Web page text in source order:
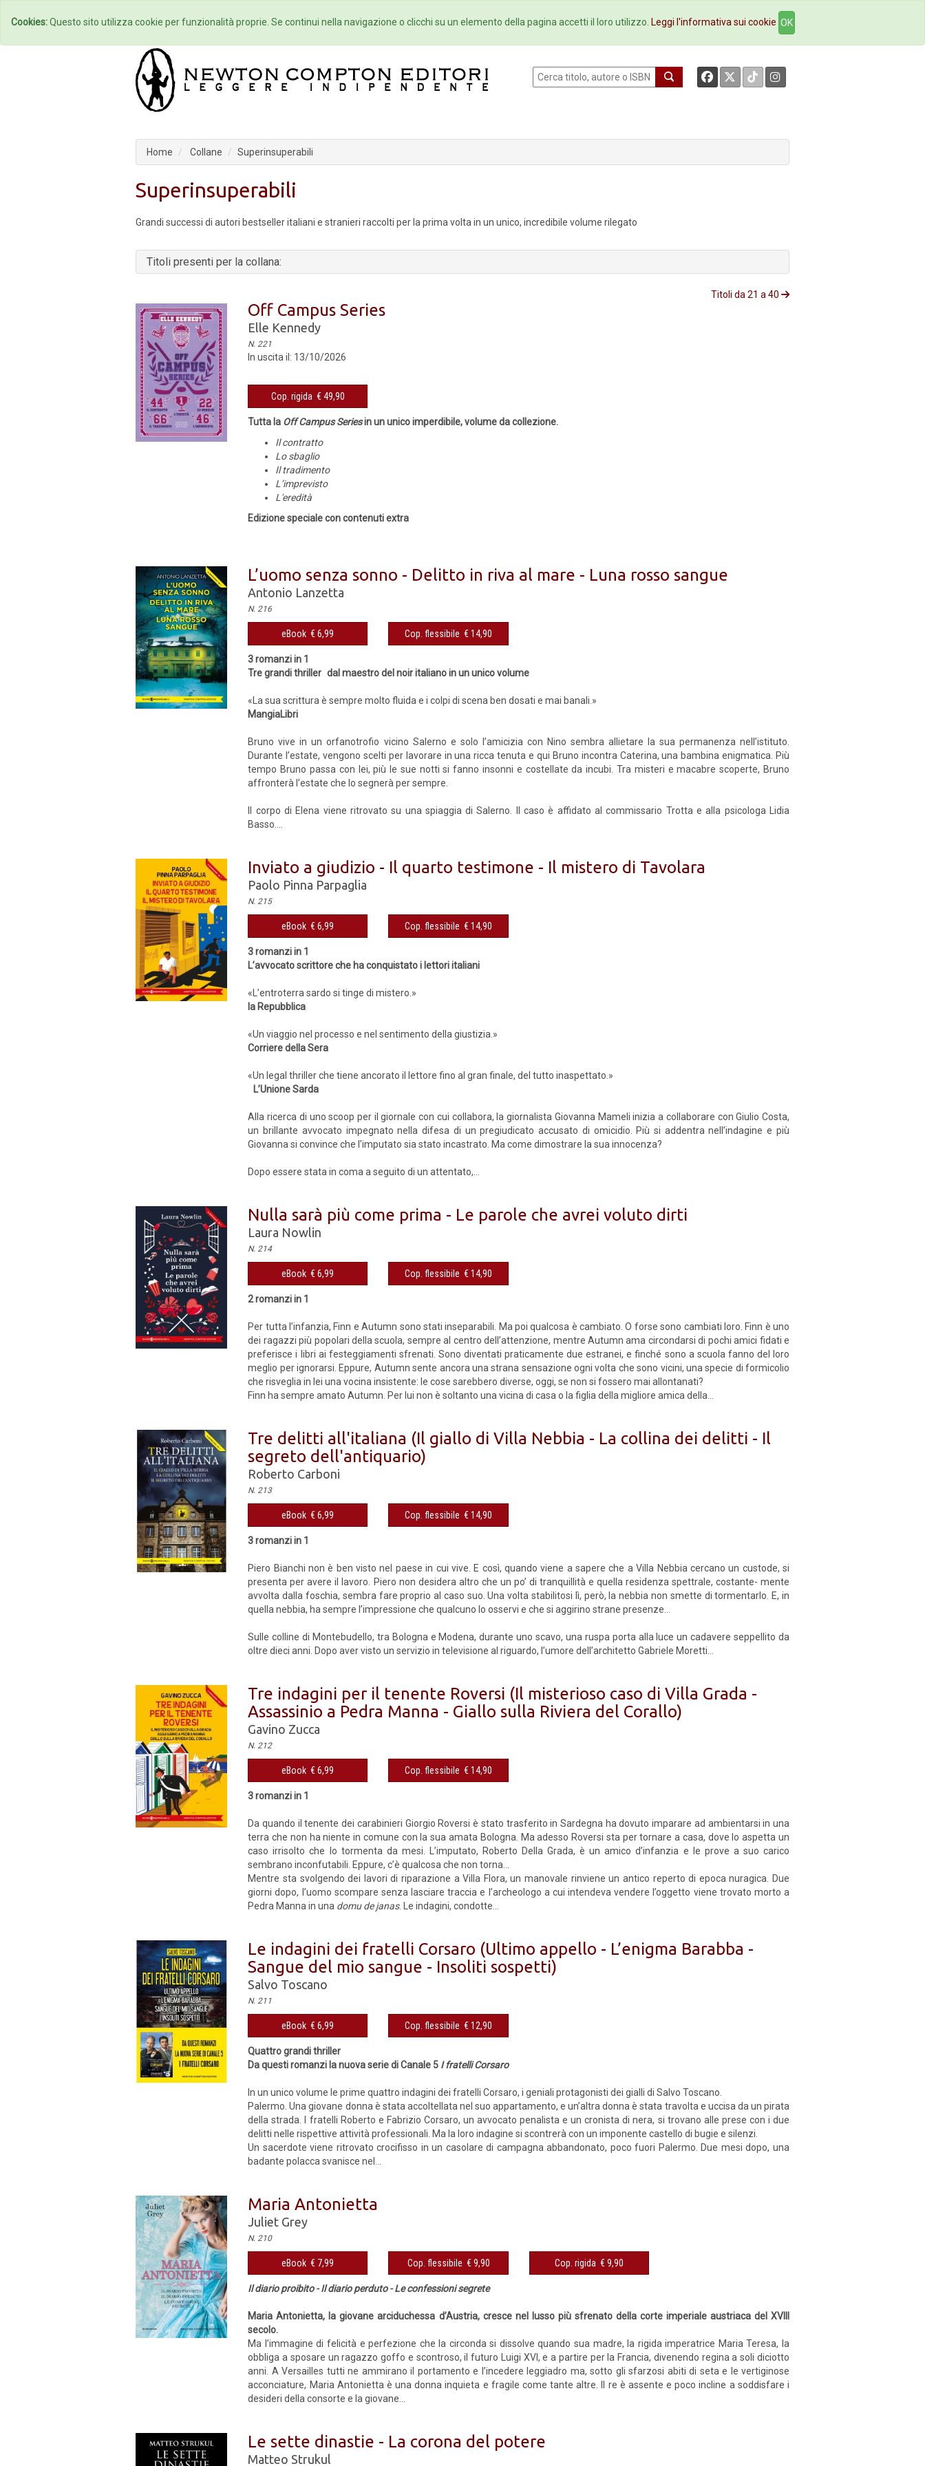
Home Autori Eventi Collane Newsletter Ebookstore Contatti
Home Collane Superinsuperabili
Superinsuperabili
Grandi successi di autori bestseller italiani e stranieri raccolti per la prima volta in un unico, incredibile volume rilegato
Titoli presenti per la collana:
Titoli da 21 a 40
Off Campus Series
Elle Kennedy
N. 221
In uscita il: 13/10/2026
Cop. rigida € 49,90
Tutta la Off Campus Seriesin un unico imperdibile, volume da collezione.
Il contratto
Lo sbaglio
Il tradimento
L’imprevisto
L'eredità
Edizione speciale con contenuti extra
L’uomo senza sonno - Delitto in riva al mare - Luna rosso sangue
Antonio Lanzetta
N. 216
eBook € 6,99 Cop. flessibile € 14,90
3 romanzi in 1
Tre grandi thriller dal maestro del noir italiano in un unico volume
«La sua scrittura è sempre molto fluida e i colpi di scena ben dosati e mai banali.»
MangiaLibri
Bruno vive in un orfanotrofio vicino Salerno e solo l’amicizia con Nino sembra allietare la sua permanenza nell’istituto.
Durante l’estate, vengono scelti per lavorare in una ricca tenuta e qui Bruno incontra Caterina, una bambina enigmatica. Più
tempo Bruno passa con lei, più le sue notti si fanno insonni e costellate da incubi. Tra misteri e macabre scoperte, Bruno
affronterà l’estate che lo segnerà per sempre.
Il corpo di Elena viene ritrovato su una spiaggia di Salerno. Il caso è affidato al commissario Trotta e alla psicologa Lidia
Basso....
Inviato a giudizio - Il quarto testimone - Il mistero di Tavolara
Paolo Pinna Parpaglia
N. 215
eBook € 6,99 Cop. flessibile € 14,90
3 romanzi in 1
L’avvocato scrittore che ha conquistato i lettori italiani
«L’entroterra sardo si tinge di mistero.»
la Repubblica
«Un viaggio nel processo e nel sentimento della giustizia.»
Corriere della Sera
«Un legal thriller che tiene ancorato il lettore fino al gran finale, del tutto inaspettato.»
L’Unione Sarda
Alla ricerca di uno scoop per il giornale con cui collabora, la giornalista Giovanna Mameli inizia a collaborare con Giulio Costa,
un brillante avvocato impegnato nella difesa di un pregiudicato accusato di omicidio. Più si addentra nell’indagine e più
Giovanna si convince che l’imputato sia stato incastrato. Ma come dimostrare la sua innocenza?
Dopo essere stata in coma a seguito di un attentato,...
Nulla sarà più come prima - Le parole che avrei voluto dirti
Laura Nowlin
N. 214
eBook € 6,99 Cop. flessibile € 14,90
2 romanzi in 1
Per tutta l’infanzia, Finn e Autumn sono stati inseparabili. Ma poi qualcosa è cambiato. O forse sono cambiati loro. Finn è uno
dei ragazzi più popolari della scuola, sempre al centro dell’attenzione, mentre Autumn ama circondarsi di pochi amici fidati e
preferisce i libri ai festeggiamenti sfrenati. Sono diventati praticamente due estranei, e finché sono a scuola fanno del loro
meglio per ignorarsi. Eppure, Autumn sente ancora una strana sensazione ogni volta che sono vicini, una specie di formicolio
che risveglia in lei una vocina insistente: le cose sarebbero diverse, oggi, se non si fossero mai allontanati?
Finn ha sempre amato Autumn. Per lui non è soltanto una vicina di casa o la figlia della migliore amica della...
Tre delitti all'italiana (Il giallo di Villa Nebbia - La collina dei delitti - Il
segreto dell'antiquario)
Roberto Carboni
N. 213
eBook € 6,99 Cop. flessibile € 14,90
3 romanzi in 1
Piero Bianchi non è ben visto nel paese in cui vive. E così, quando viene a sapere che a Villa Nebbia cercano un custode, si
presenta per avere il lavoro. Piero non desidera altro che un po’ di tranquillità e quella residenza spettrale, costante- mente
avvolta dalla foschia, sembra fare proprio al caso suo. Una volta stabilitosi lì, però, la nebbia non smette di tormentarlo. E, in
quella nebbia, ha sempre l’impressione che qualcuno lo osservi e che si aggirino strane presenze...
Sulle colline di Montebudello, tra Bologna e Modena, durante uno scavo, una ruspa porta alla luce un cadavere seppellito da
oltre dieci anni. Dopo aver visto un servizio in televisione al riguardo, l’umore dell’architetto Gabriele Moretti...
Tre indagini per il tenente Roversi (Il misterioso caso di Villa Grada -
Assassinio a Pedra Manna - Giallo sulla Riviera del Corallo)
Gavino Zucca
N. 212
eBook € 6,99 Cop. flessibile € 14,90
3 romanzi in 1
Da quando il tenente dei carabinieri Giorgio Roversi è stato trasferito in Sardegna ha dovuto imparare ad ambientarsi in una
terra che non ha niente in comune con la sua amata Bologna. Ma adesso Roversi sta per tornare a casa, dove lo aspetta un
caso irrisolto che lo tormenta da mesi. L’imputato, Roberto Della Grada, è un amico d’infanzia e le prove a suo carico
sembrano inconfutabili. Eppure, c’è qualcosa che non torna...
Mentre sta svolgendo dei lavori di riparazione a Villa Flora, un manovale rinviene un antico reperto di epoca nuragica. Due
giorni dopo, l’uomo scompare senza lasciare traccia e l’archeologo a cui intendeva vendere l’oggetto viene trovato morto a
Pedra Manna in una domu de janas. Le indagini, condotte...
Le indagini dei fratelli Corsaro (Ultimo appello - L’enigma Barabba -
Sangue del mio sangue - Insoliti sospetti)
Salvo Toscano
N. 211
eBook € 6,99 Cop. flessibile € 12,90
Quattro grandi thriller
Da questi romanzi la nuova serie di Canale 5 I fratelli Corsaro
In un unico volume le prime quattro indagini dei fratelli Corsaro, i geniali protagonisti dei gialli di Salvo Toscano.
Palermo. Una giovane donna è stata accoltellata nel suo appartamento, e un’altra donna è stata travolta e uccisa da un pirata
della strada. I fratelli Roberto e Fabrizio Corsaro, un avvocato penalista e un cronista di nera, si trovano alle prese con i due
delitti nelle rispettive attività professionali. Ma la loro indagine si scontrerà con un imponente castello di bugie e silenzi.
Un sacerdote viene ritrovato crocifisso in un casolare di campagna abbandonato, poco fuori Palermo. Due mesi dopo, una
badante polacca svanisce nel...
Maria Antonietta
Juliet Grey
N. 210
eBook € 7,99 Cop. flessibile € 9,90 Cop. rigida € 9,90
Il diario proibito - Il diario perduto - Le confessioni segrete
Maria Antonietta, la giovane arciduchessa d’Austria, cresce nel lusso più sfrenato della corte imperiale austriaca del XVIII
secolo.
Ma l’immagine di felicità e perfezione che la circonda si dissolve quando sua madre, la rigida imperatrice Maria Teresa, la
obbliga a sposare un ragazzo goffo e scontroso, il futuro Luigi XVI, e a partire per la Francia, divenendo regina a soli diciotto
anni. A Versailles tutti ne ammirano il portamento e l’incedere leggiadro ma, sotto gli sfarzosi abiti di seta e le vertiginose
acconciature, Maria Antonietta è una donna inquieta e fragile come tante altre. Il re è assente e poco incline a soddisfare i
desideri della consorte e la giovane...
Le sette dinastie - La corona del potere
Matteo Strukul
Cookies:Questo sito utilizza cookie per funzionalità proprie. Se continui nella navigazione o clicchi su un elemento della pagina accetti il loro utilizzo. Leggi l'informativa sui cookie OK